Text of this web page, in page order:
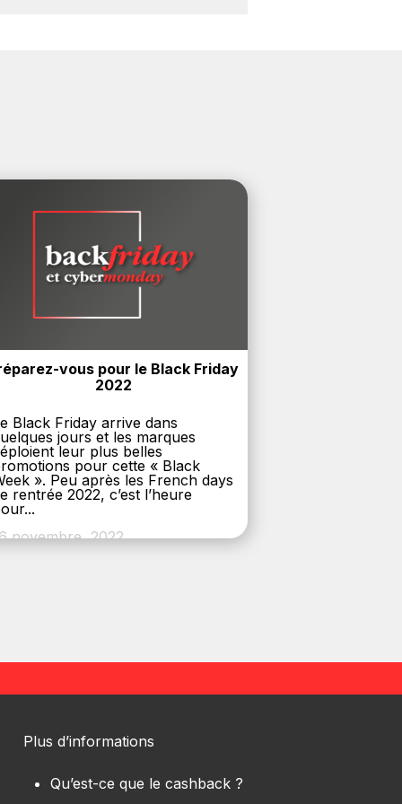
vous pour le Black Friday
2022
Black Friday arrive dans
jours et les marques
leur plus belles
pour cette « Black
». Peu après les French days
rentrée 2022, c’est l’heure
novembre, 2022
Plus d’informations
Qu’est-ce que le cashback ?